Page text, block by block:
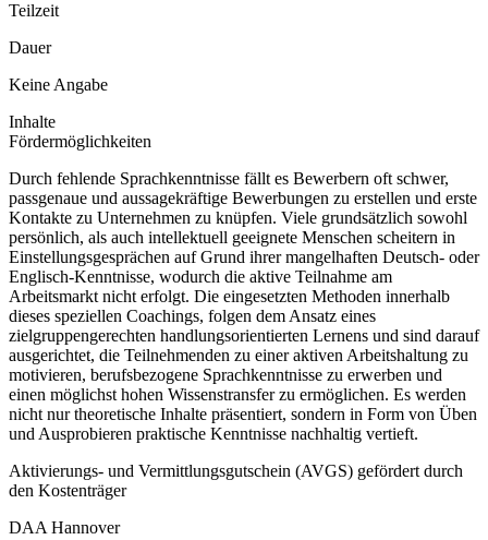
Teilzeit
Dauer
Keine Angabe
Inhalte
Fördermöglichkeiten
Durch fehlende Sprachkenntnisse fällt es Bewerbern oft schwer,
passgenaue und aussagekräftige Bewerbungen zu erstellen und erste
Kontakte zu Unternehmen zu knüpfen. Viele grundsätzlich sowohl
persönlich, als auch intellektuell geeignete Menschen scheitern in
Einstellungsgesprächen auf Grund ihrer mangelhaften Deutsch- oder
Englisch-Kenntnisse, wodurch die aktive Teilnahme am
Arbeitsmarkt nicht erfolgt. Die eingesetzten Methoden innerhalb
dieses speziellen Coachings, folgen dem Ansatz eines
zielgruppengerechten handlungsorientierten Lernens und sind darauf
ausgerichtet, die Teilnehmenden zu einer aktiven Arbeitshaltung zu
motivieren, berufsbezogene Sprachkenntnisse zu erwerben und
einen möglichst hohen Wissenstransfer zu ermöglichen. Es werden
nicht nur theoretische Inhalte präsentiert, sondern in Form von Üben
und Ausprobieren praktische Kenntnisse nachhaltig vertieft.
Aktivierungs- und Vermittlungsgutschein (AVGS) gefördert durch
den Kostenträger
DAA Hannover